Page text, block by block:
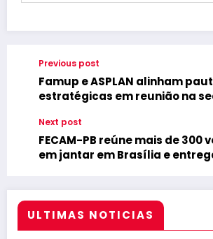
Previous post
Famup e ASPLAN alinham
estratégicas em reunião na
desenvolvimento dos 223
paraibanos
Next post
FECAM-PB reúne mais de 300
em jantar em Brasília e
ULTIMAS NOTICIAS